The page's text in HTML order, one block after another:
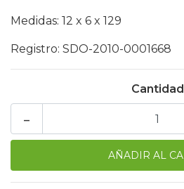
Medidas: 12 x 6 x 129
Registro: SDO-2010-0001668
Cantidad
-